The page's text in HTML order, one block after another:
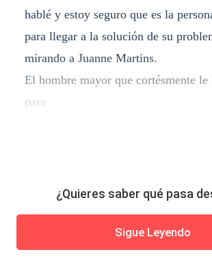
hablé y estoy seguro que es la
para llegar a la solución de su
mirando a Juanne Martins.
El hombre mayor que cortésmente
para
¿Quieres saber qué pasa
Sigue Leyendo